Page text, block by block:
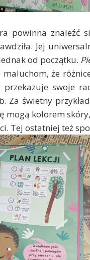
powinna znaleźć
Jej
od początku.
że
swoje
świetny przykład
mogą kolorem
Tej ostatniej też